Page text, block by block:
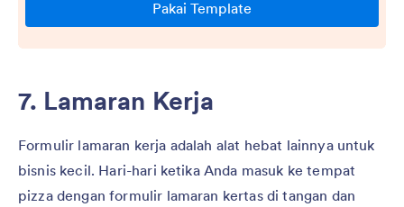
7. Lamaran Kerja
Formulir lamaran kerja adalah alat hebat lainnya untuk
bisnis kecil. Hari-hari ketika Anda masuk ke tempat
pizza dengan formulir lamaran kertas di tangan dan